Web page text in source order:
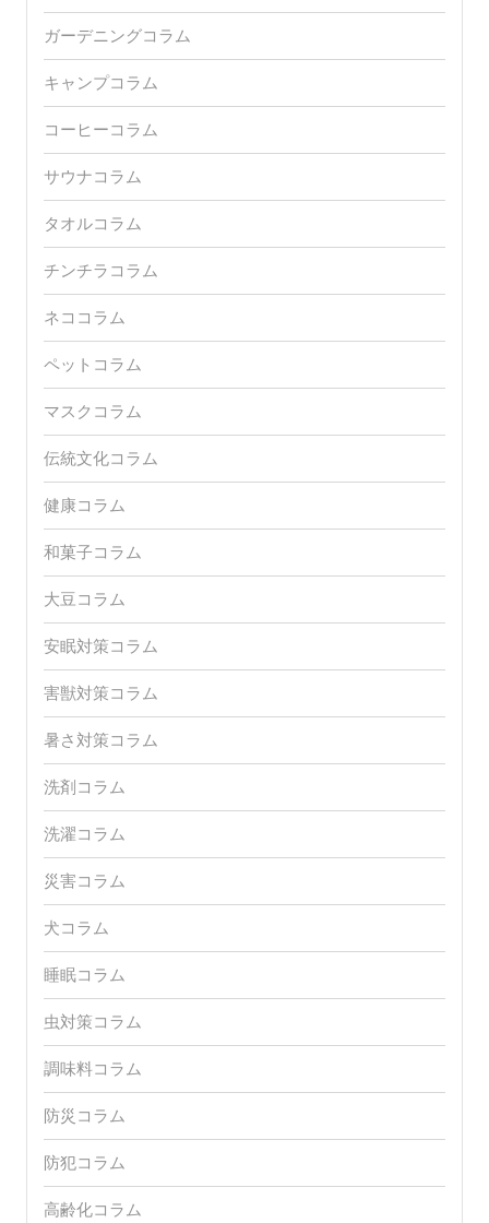
ガーデニングコラム
キャンプコラム
コーヒーコラム
サウナコラム
タオルコラム
チンチラコラム
ネココラム
ペットコラム
マスクコラム
伝統文化コラム
健康コラム
和菓子コラム
大豆コラム
安眠対策コラム
害獣対策コラム
暑さ対策コラム
洗剤コラム
洗濯コラム
災害コラム
犬コラム
睡眠コラム
虫対策コラム
調味料コラム
防災コラム
防犯コラム
高齢化コラム